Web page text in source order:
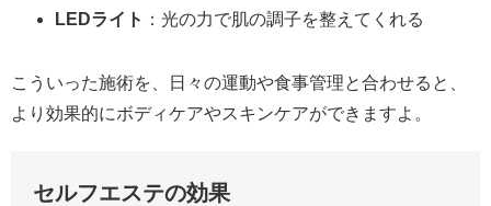
LEDライト ：光の力で肌の調子を整えてくれる
こういった施術を、日々の運動や食事管理と合わせると、
より効果的にボディケアやスキンケアができますよ。
セルフエステの効果